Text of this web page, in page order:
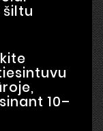
10–